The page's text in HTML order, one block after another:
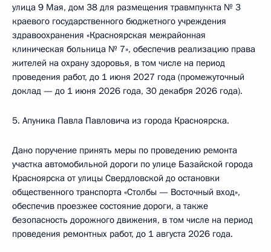
улица 9 Мая, дом 38 для размещения травмпункта № 3
краевого государственного бюджетного учреждения
здравоохранения «Красноярская межрайонная
клиническая больница № 7», обеспечив реализацию права
жителей на охрану здоровья, в том числе на период
проведения работ, до 1 июня 2027 года (промежуточный
доклад — до 1 июня 2026 года, 30 декабря 2026 года).
5. Апуника Павла Павловича из города Красноярска.
Дано поручение принять меры по проведению ремонта
участка автомобильной дороги по улице Базайской города
Красноярска от улицы Свердловской до остановки
общественного транспорта «Столбы — Восточный вход»,
обеспечив проезжее состояние дороги, а также
безопасность дорожного движения, в том числе на период
проведения ремонтных работ, до 1 августа 2026 года.